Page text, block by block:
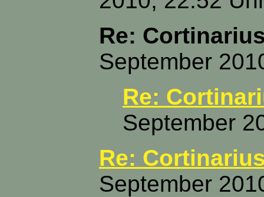
Re:
September
Re:
September
Re:
September